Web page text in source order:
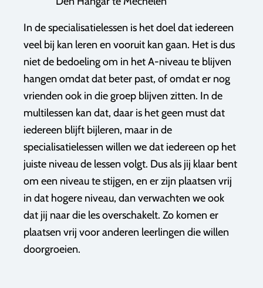
In de specialisatielessen is het doel dat iedereen
veel bij kan leren en vooruit kan gaan. Het is dus
niet de bedoeling om in het A-niveau te blijven
hangen omdat dat beter past, of omdat er nog
vrienden ook in die groep blijven zitten. In de
multilessen kan dat, daar is het geen must dat
iedereen blijft bijleren, maar in de
specialisatielessen willen we dat iedereen op het
juiste niveau de lessen volgt. Dus als jij klaar bent
om een niveau te stijgen, en er zijn plaatsen vrij
in dat hogere niveau, dan verwachten we ook
dat jij naar die les overschakelt. Zo komen er
plaatsen vrij voor anderen leerlingen die willen
doorgroeien.